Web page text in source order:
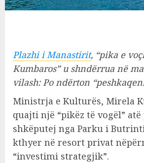
Plazhi i Manastirit, “pika e
Kumbaros” u shndërrua në
vilash: Po ndërton
Ministrja e Kulturës, Mirela
quajti një “pikëz të vogël” atë
shkëputej nga Parku i
kthyer në resort privat
“investimi strategjik”.